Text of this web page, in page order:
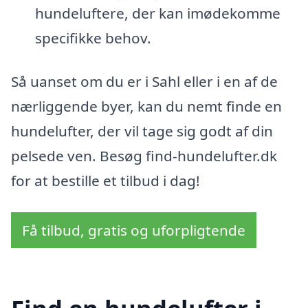
hundeluftere, der kan imødekomme
specifikke behov.
Så uanset om du er i Sahl eller i en af de
nærliggende byer, kan du nemt finde en
hundelufter, der vil tage sig godt af din
pelsede ven. Besøg find-hundelufter.dk
for at bestille et tilbud i dag!
Få tilbud, gratis og uforpligtende